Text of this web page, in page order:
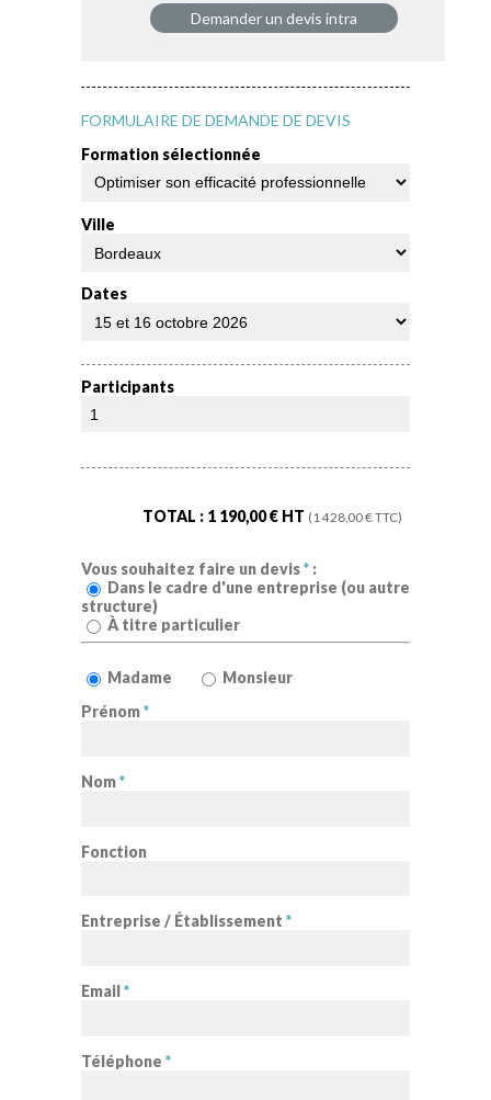
Demander un devis intra
FORMULAIRE DE DEMANDE DE DEVIS
Formation sélectionnée
Ville
Dates
Participants
TOTAL : 1 190,00€ HT ( 1 428,00€ TTC)
Vous souhaitez faire un devis* :
Dans le cadre d'une entreprise (ou autre
structure)
À titre particulier
Madame
Monsieur
Prénom*
Nom*
Fonction
Entreprise / Établissement *
Email*
Téléphone *